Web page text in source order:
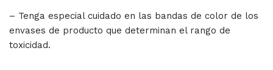
– Tenga especial cuidado en las bandas de color de los
envases de producto que determinan el rango de
toxicidad.